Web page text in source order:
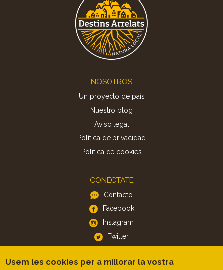
NOSOTROS
Un proyecto de país
Nuestro blog
Aviso legal
Política de privacidad
Politica de cookies
CONÉCTATE
Contacto
Facebook
Instagram
Twitter
APP
Usem les cookies per a millorar la vostra